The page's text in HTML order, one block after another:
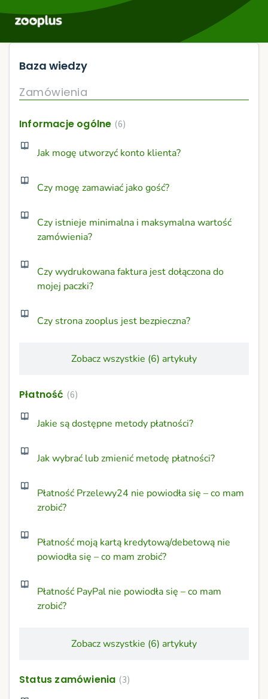
Baza wiedzy
Zamówienia
Informacje ogólne 6
Jak mogę utworzyć konto klienta?
Czy mogę zamawiać jako gość?
Czy istnieje minimalna i maksymalna wartość
zamówienia?
Czy wydrukowana faktura jest dołączona do
mojej paczki?
Czy strona zooplus jest bezpieczna?
Zobacz wszystkie (6) artykuły
Płatność 6
Jakie są dostępne metody płatności?
Jak wybrać lub zmienić metodę płatności?
Płatność Przelewy24 nie powiodła się – co mam
zrobić?
Płatność moją kartą kredytową/debetową nie
powiodła się – co mam zrobić?
Płatność PayPal nie powiodła się – co mam
zrobić?
Zobacz wszystkie (6) artykuły
Status zamówienia 3